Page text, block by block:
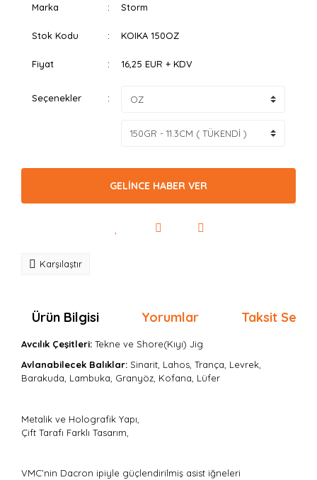
Marka Storm
Stok Kodu KOIKA 150OZ
Fiyat 16,25 EUR + KDV
Seçenekler
GELİNCE HABER VER
Karşılaştır
Ürün Bilgisi Yorumlar Taksit
Avcılık Çeşitleri: Tekne ve Shore(Kıyı) Jig
Avlanabilecek Balıklar: Sinarit, Lahos, Trança, Levrek,
Barakuda, Lambuka, Granyöz, Kofana, Lüfer
Metalik ve Holografik Yapı,
Çift Tarafı Farklı Tasarım,
VMC’nin Dacron ipiyle güçlendirilmiş asist iğneleri